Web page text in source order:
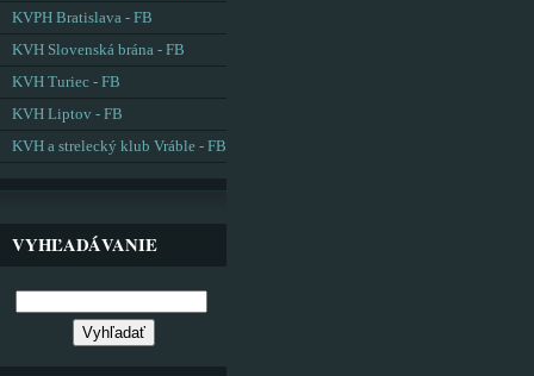
KVPH Bratislava - FB
KVH Slovenská brána - FB
KVH Turiec - FB
KVH Liptov - FB
KVH a strelecký klub Vráble - FB
VYHĽADÁVANIE